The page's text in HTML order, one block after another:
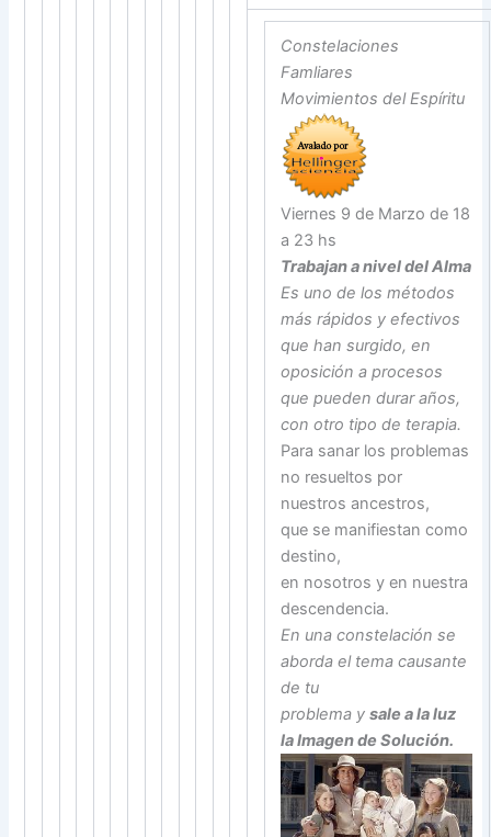
Constelaciones
Famliares
Movimientos del Espíritu
Viernes 9 de Marzo de 18
a 23 hs
Trabajan a nivel del Alma
Es uno de los métodos
más rápidos y efectivos
que han surgido, en
oposición a procesos
que pueden durar años,
con otro tipo de terapia.
Para sanar los problemas
no resueltos por
nuestros ancestros,
que se manifiestan como
destino,
en nosotros y en nuestra
descendencia.
En una constelación se
aborda el tema causante
de tu
problema ysale a la luz
la Imagen de Solución.